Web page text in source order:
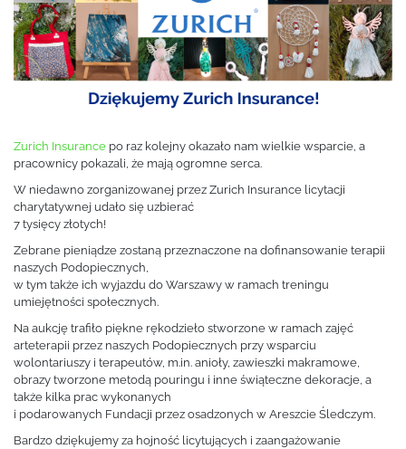
Zurich Insurance po raz kolejny okazało nam wielkie wsparcie, a
pracownicy pokazali, że mają ogromne serca.
W niedawno zorganizowanej przez Zurich Insurance licytacji
charytatywnej udało się uzbierać
7 tysięcy złotych!
Zebrane pieniądze zostaną przeznaczone na dofinansowanie terapii
naszych Podopiecznych,
w tym także ich wyjazdu do Warszawy w ramach treningu
umiejętności społecznych.
Na aukcję trafiło piękne rękodzieło stworzone w ramach zajęć
arteterapii przez naszych Podopiecznych przy wsparciu
wolontariuszy i terapeutów, m.in. anioły, zawieszki makramowe,
obrazy tworzone metodą pouringu i inne świąteczne dekoracje, a
także kilka prac wykonanych
i podarowanych Fundacji przez osadzonych w Areszcie Śledczym.
Bardzo dziękujemy za hojność licytujących i zaangażowanie